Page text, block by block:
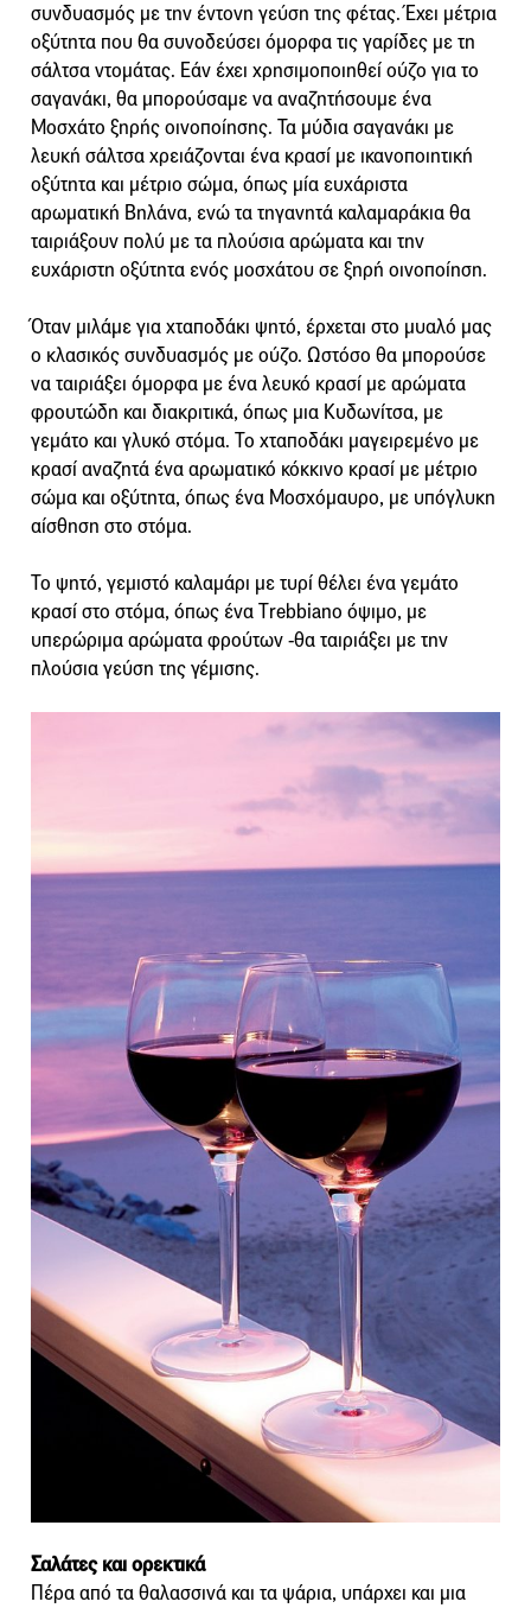
συνδυασμός με την έντονη γεύση της φέτας. Έχει μέτρια
οξύτητα που θα συνοδεύσει όμορφα τις γαρίδες με τη
σάλτσα ντομάτας. Εάν έχει χρησιμοποιηθεί ούζο για το
σαγανάκι, θα μπορούσαμε να αναζητήσουμε ένα
Μοσχάτο ξηρής οινοποίησης. Τα μύδια σαγανάκι με
λευκή σάλτσα χρειάζονται ένα κρασί με ικανοποιητική
οξύτητα και μέτριο σώμα, όπως μία ευχάριστα
αρωματική Βηλάνα, ενώ τα τηγανητά καλαμαράκια θα
ταιριάξουν πολύ με τα πλούσια αρώματα και την
ευχάριστη οξύτητα ενός μοσχάτου σε ξηρή οινοποίηση.
Όταν μιλάμε για χταποδάκι ψητό, έρχεται στο μυαλό μας
ο κλασικός συνδυασμός με ούζο. Ωστόσο θα μπορούσε
να ταιριάξει όμορφα με ένα λευκό κρασί με αρώματα
φρουτώδη και διακριτικά, όπως μια Κυδωνίτσα, με
γεμάτο και γλυκό στόμα. Το χταποδάκι μαγειρεμένο με
κρασί αναζητά ένα αρωματικό κόκκινο κρασί με μέτριο
σώμα και οξύτητα, όπως ένα Μοσχόμαυρο, με υπόγλυκη
αίσθηση στο στόμα.
Το ψητό, γεμιστό καλαμάρι με τυρί θέλει ένα γεμάτο
κρασί στο στόμα, όπως ένα Τrebbiano όψιμο, με
υπερώριμα αρώματα φρούτων -θα ταιριάξει με την
πλούσια γεύση της γέμισης.
Σαλάτες και ορεκτικά
Πέρα από τα θαλασσινά και τα ψάρια, υπάρχει και μια